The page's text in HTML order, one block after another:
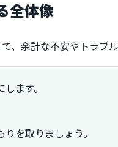
全体像
余計な不安やトラブ
ます。
を取りましょう。